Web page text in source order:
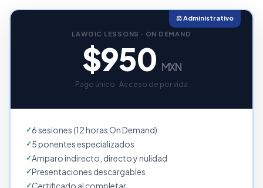
⚖️ Administrativo
LAWGIC LESSONS · ON DEMAND
$950 MXN
Pago único · Acceso de por vida
6 sesiones (12 horas On Demand)
5 ponentes especializados
Amparo indirecto, directo y nulidad
Presentaciones descargables
Certificado al completar